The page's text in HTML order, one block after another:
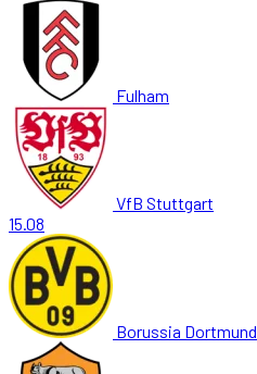
Fulham
VfB Stuttgart
15.08
Borussia Dortmund